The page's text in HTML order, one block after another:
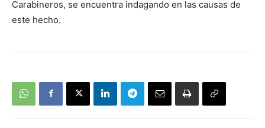
Carabineros, se encuentra indagando en las causas de
este hecho.